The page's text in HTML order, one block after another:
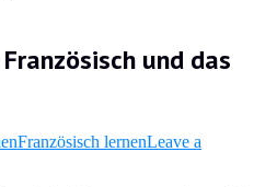
und das
Französisch lernenLeave a